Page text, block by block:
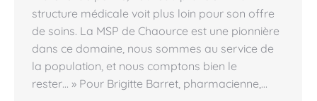
structure médicale voit plus loin pour son offre
de soins. La MSP de Chaource est une pionnière
dans ce domaine, nous sommes au service de
la population, et nous comptons bien le
rester… » Pour Brigitte Barret, pharmacienne,…